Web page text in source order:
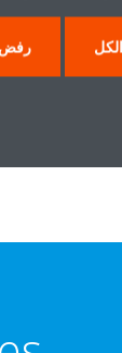
and
equipment,
current costs
رفض